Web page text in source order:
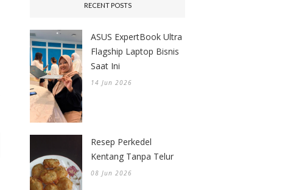
RECENT POSTS
ASUS ExpertBook Ultra
Flagship Laptop Bisnis
Saat Ini
14 Jun 2026
Resep Perkedel
Kentang Tanpa Telur
08 Jun 2026